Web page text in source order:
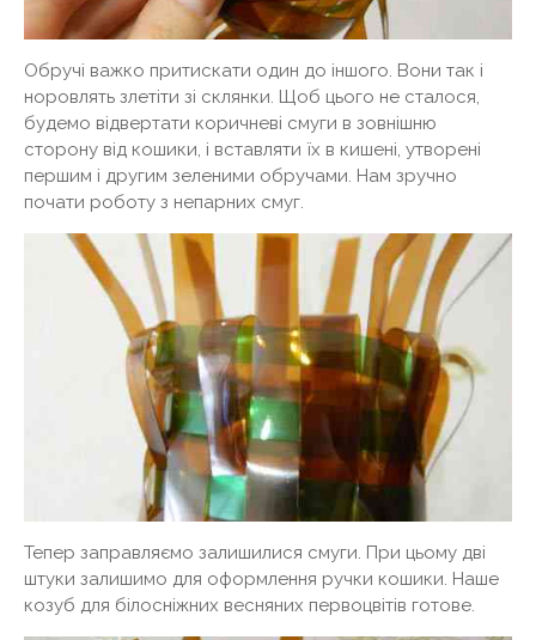
Обручі важко притискати один до іншого. Вони так і
норовлять злетіти зі склянки. Щоб цього не сталося,
будемо відвертати коричневі смуги в зовнішню
сторону від кошики, і вставляти їх в кишені, утворені
першим і другим зеленими обручами. Нам зручно
почати роботу з непарних смуг.
Тепер заправляємо залишилися смуги. При цьому дві
штуки залишимо для оформлення ручки кошики. Наше
козуб для білосніжних весняних первоцвітів готове.